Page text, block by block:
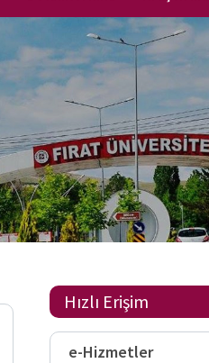
Hızlı Erişim
e-Hizmetler